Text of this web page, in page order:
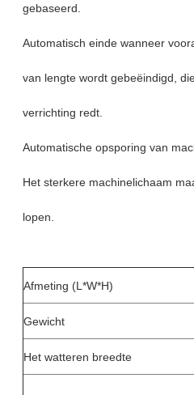
gebaseerd.
Automatisch einde wanneer
van lengte wordt gebeëindigd,
verrichting redt.
Automatische opsporing van
Het sterkere machinelichaam
lopen.
Afmeting (L*W*H)
Gewicht
Het watteren breedte